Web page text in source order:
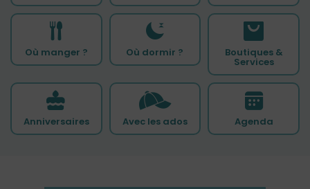
Où manger ? Où dormir ? Boutiques &
Services
Anniversaires Avec les ados Agenda